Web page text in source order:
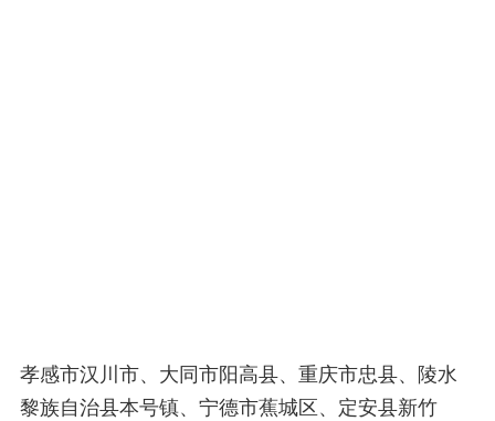
孝感市汉川市、大同市阳高县、重庆市忠县、陵水
黎族自治县本号镇、宁德市蕉城区、定安县新竹